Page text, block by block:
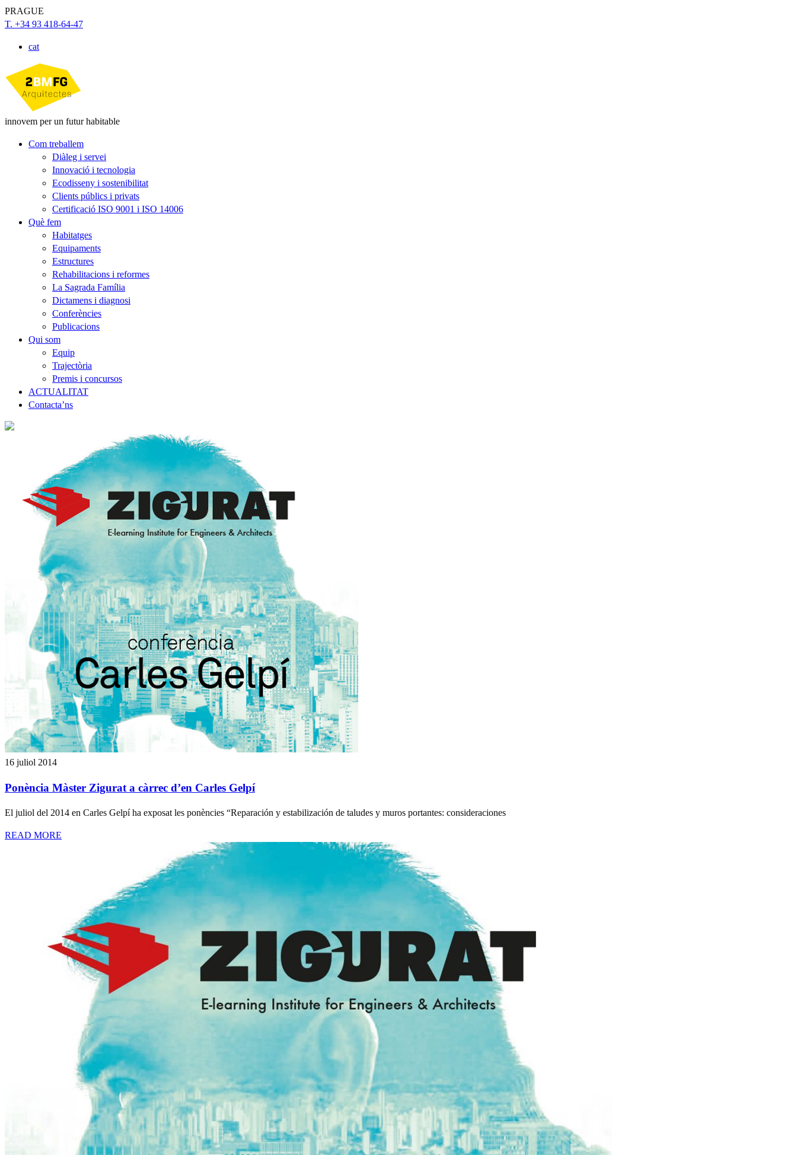
PRAGUE
T. +34 93 418-64-47
cat
innovem per un futur habitable
Com treballem
Diàleg i servei
Innovació i tecnologia
Ecodisseny i sostenibilitat
Clients públics i privats
Certificació ISO 9001 i ISO 14006
Què fem
Habitatges
Equipaments
Estructures
Rehabilitacions i reformes
La Sagrada Família
Dictamens i diagnosi
Conferències
Publicacions
Qui som
Equip
Trajectòria
Premis i concursos
ACTUALITAT
Contacta’ns
16 juliol 2014
Ponència Màster Zigurat a càrrec d’en Carles Gelpí
El juliol del 2014 en Carles Gelpí ha exposat les ponències “Reparación y estabilización de taludes y muros portantes: consideraciones
READ MORE